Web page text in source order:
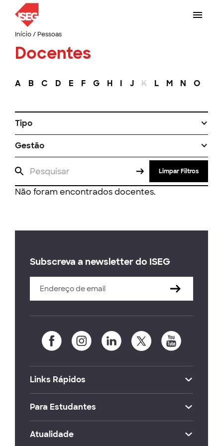
Início/ Pessoas
Docentes
A B C D E F G H I J K L M N O
Tipo
Gestão
Limpar Filtros
Não foram encontrados docentes.
Subscreva a newsletter do ISEG
Links Rápidos
Para Estudantes
Atualidade